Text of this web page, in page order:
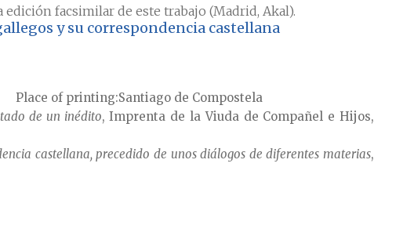
edición facsimilar de este trabajo (Madrid, Akal).
de un inédito, Imprenta de la Viuda de Compañel e Hijos,
castellana, precedido de unos diálogos de diferentes materias,
y su correspondencia castellana
Place of printing Santiago de Compostela